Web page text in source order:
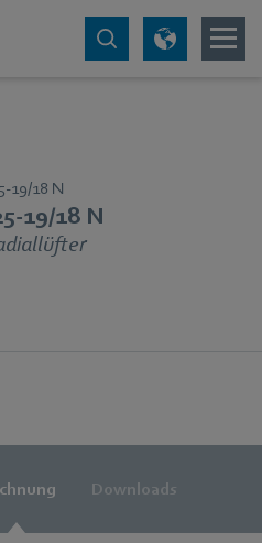
19/18 N
Downloads